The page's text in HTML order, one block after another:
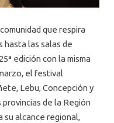
que respira
hasta las salas de
edición con la misma
el festival
Lebu, Concepción y
de la Región
su alcance regional,